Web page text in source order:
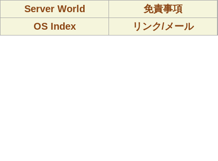
Server World
免責事項
OS Index
リンク/メール